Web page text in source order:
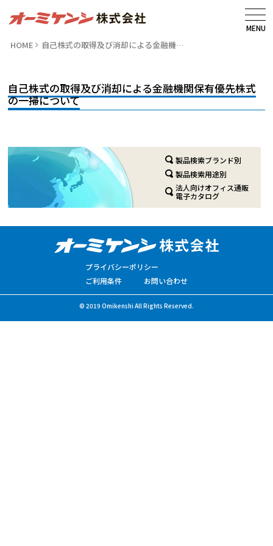
MENU
HOME 自己株式の取得及び消却による金融機…
自己株式の取得及び消却による金融機関保有優先株式
の一掃について
製品検索ブランド別
製品検索用途別
法人向けオフィス通販
電子カタログ
プライバシーポリシー
ご利用条件
お問い合わせ
© 2019 Omikenshi All Rights Reserved.